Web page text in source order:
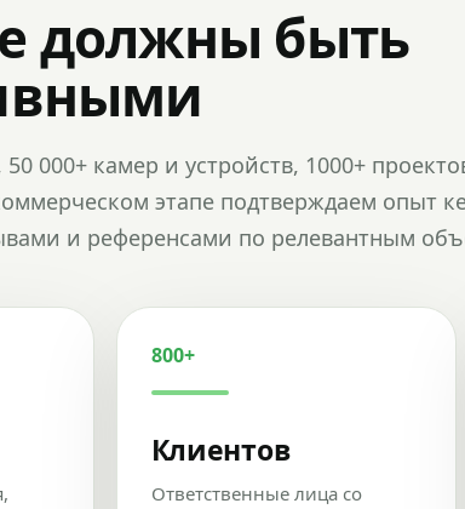
должны быть
50 000+ камер и устройств, 1000+
этапе подтверждаем опыт
и референсами по релевантным
800+
Клиентов
Ответственные лица со